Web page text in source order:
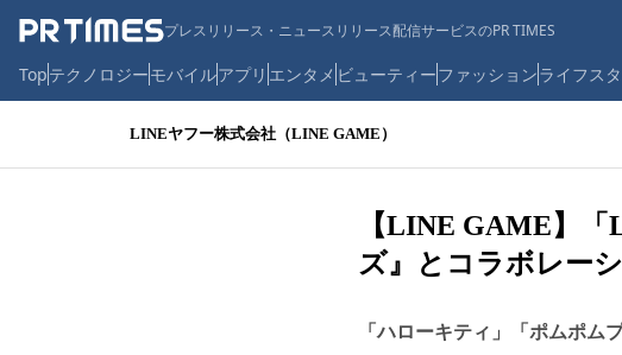
プレスリリース・ニュースリリース配信サービスのPR TIMES
Topテクノロジーモバイルアプリ エンタメ ビューティーファッションライフス
LINEヤフー株式会社（LINE GAME）
【LINE GAME】
ズ』とコラボレー
「ハローキティ」「ポムポム